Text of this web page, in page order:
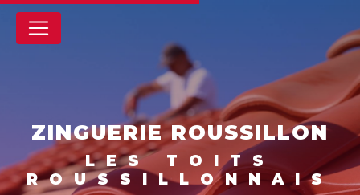
ZINGUERIE ROUSSILLON
LES TOITS
ROUSSILLONNAIS
Panneau de gestion des cookies